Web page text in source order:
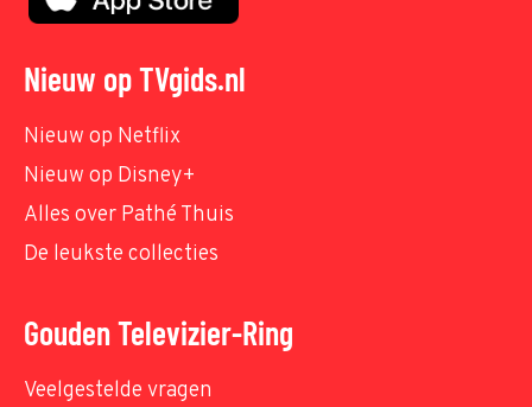
Nieuw op TVgids.nl
Nieuw op Netflix
Nieuw op Disney+
Alles over Pathé Thuis
De leukste collecties
Gouden Televizier-Ring
Veelgestelde vragen